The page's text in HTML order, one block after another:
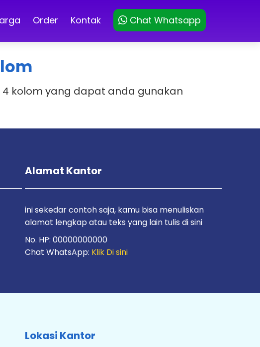
Order Kontak Chat Whatsapp
kolom yang dapat anda gunakan
Alamat Kantor
ini sekedar contoh saja, kamu bisa menuliskan
alamat lengkap atau teks yang lain tulis di sini
No. HP: 00000000000
Chat WhatsApp: Klik Di sini
Lokasi Kantor